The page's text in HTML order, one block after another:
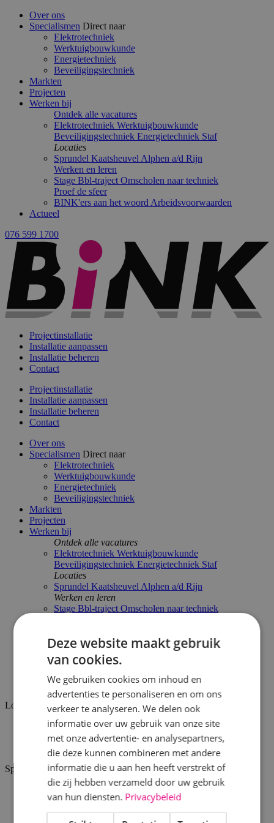
Over ons
Specialismen Direct naar
Elektrotechniek
Werktuigbouwkunde
Energietechniek
Beveiligingstechniek
Markten
Projecten
Werken bij
Ontdek alle vacatures
Elektrotechniek Werktuigbouwkunde
Beveiligingstechniek Energietechniek Staf
Locaties
Sprundel Kaatsheuvel Alphen a/d Rijn
Werken en leren
Stage Bbl-traject Omscholen naar techniek
Proef de sfeer
BINK'ers aan het woord Arbeidsvoorwaarden
Actueel
076 599 1700
Projectinstallatie
Installatie aanpassen
Installatie beheren
Contact
Projectinstallatie
Installatie aanpassen
Installatie beheren
Contact
Over ons
Specialismen Direct naar
Elektrotechniek
Werktuigbouwkunde
Energietechniek
Beveiligingstechniek
Markten
Projecten
Werken bij
Ontdek alle vacatures
Elektrotechniek Werktuigbouwkunde
Beveiligingstechniek Energietechniek Staf
Locaties
Sprundel Kaatsheuvel Alphen a/d Rijn
Werken en leren
Stage Bbl-traject Omscholen naar techniek
Actueel
BINK
Vacatures
Locatie
Alphen a/d Rijn
Kaatsheuvel
Sprundel
Specialisme
Beveiligingstechniek
Elektrotechniek
Energietechniek
Deze website maakt gebruik
van cookies.
We gebruiken cookies om inhoud en
advertenties te personaliseren en om ons
verkeer te analyseren. We delen ook
informatie over uw gebruik van onze site
met onze advertentie- en analysepartners,
die deze kunnen combineren met andere
informatie die u aan hen heeft verstrekt of
die zij hebben verzameld door uw gebruik
van hun diensten. Privacybeleid